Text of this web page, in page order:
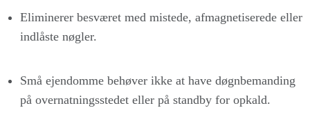
Eliminerer besværet med mistede, afmagnetiserede eller
indlåste nøgler.
Små ejendomme behøver ikke at have døgnbemanding
på overnatningsstedet eller på standby for opkald.